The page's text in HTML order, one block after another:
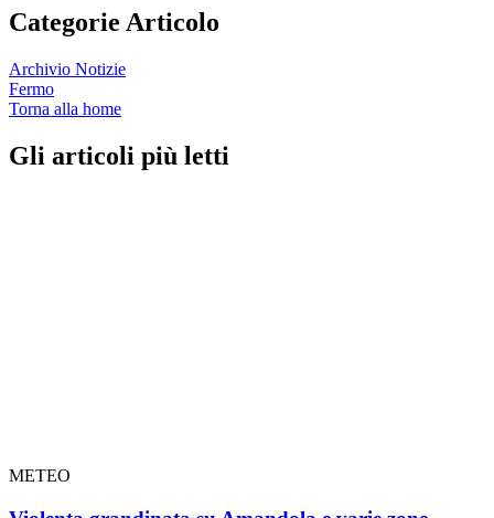
Categorie Articolo
Archivio Notizie
Fermo
Torna alla home
Gli articoli più letti
METEO